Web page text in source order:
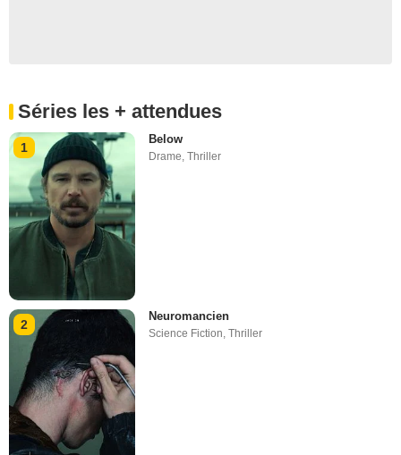
Séries les + attendues
1
Below
Drame,Thriller
2
Neuromancien
Science Fiction,Thriller